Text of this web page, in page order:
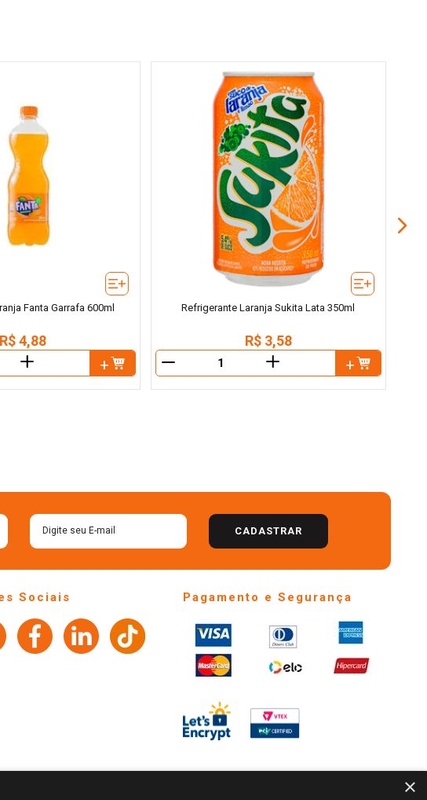
Fanta Garrafa 600ml
R$ 4,88
＋
Refrigerante Laranja Sukita Lata 350ml
R$ 3,58
＋
CADASTRAR
Sociais Pagamento e Segurança
×